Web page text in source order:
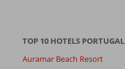
TOP 10 HOTELS PORTUGAL
Auramar Beach Resort